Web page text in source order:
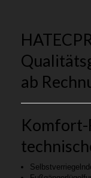
ab
Komfort-